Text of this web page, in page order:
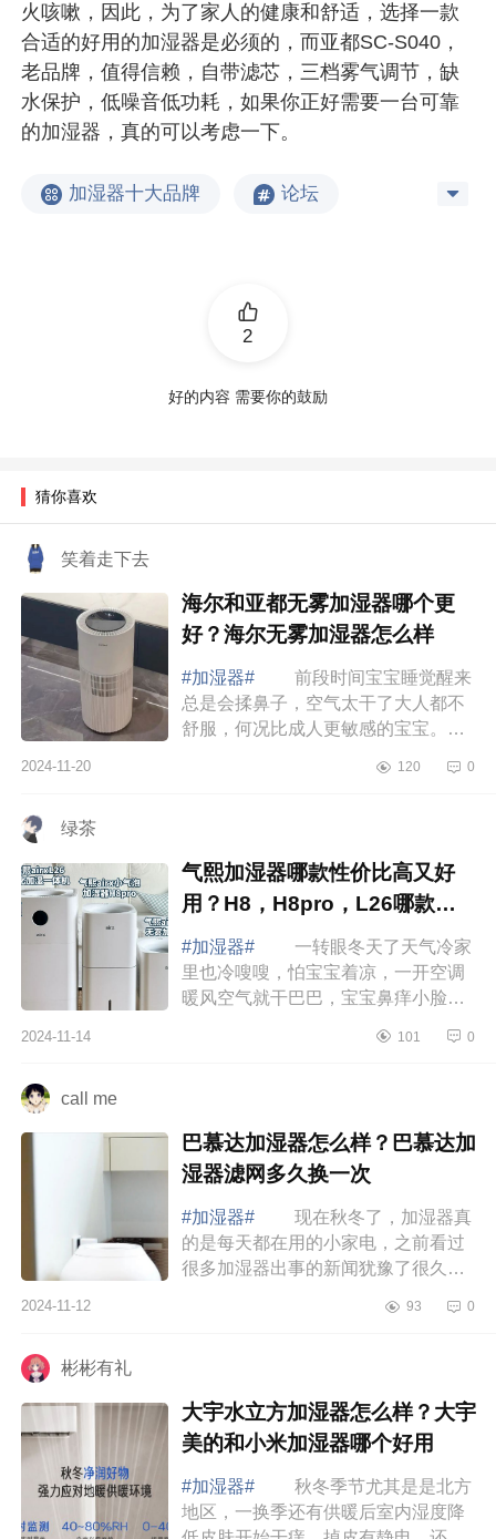
火咳嗽，因此，为了家人的健康和舒适，选择一款
合适的好用的加湿器是必须的，而亚都SC-S040，
老品牌，值得信赖，自带滤芯，三档雾气调节，缺
水保护，低噪音低功耗，如果你正好需要一台可靠
的加湿器，真的可以考虑一下。
加湿器十大品牌 论坛
2
好的内容 需要你的鼓励
猜你喜欢
笑着走下去
海尔和亚都无雾加湿器哪个更
好？海尔无雾加湿器怎么样
#加湿器#
前段时间宝宝睡觉醒来
总是会揉鼻子，空气太干了大人都不
舒服，何况比成人更敏感的宝宝。做
器，宝宝的皮痒、鼻敏感等干燥症状
2024-11-20 120 0
绿茶
气熙加湿器哪款性价比高又好
用？H8，H8pro，L26哪款值
得入手
#加湿器#
一转眼冬天了天气冷家
里也冷嗖嗖，怕宝宝着凉，一开空调
暖风空气就干巴巴，宝宝鼻痒小脸干
严重，准备安排一台加湿器来改善家
2024-11-14 101 0
call me
巴慕达加湿器怎么样？巴慕达加
湿器滤网多久换一次
#加湿器#
现在秋冬了，加湿器真
的是每天都在用的小家电，之前看过
很多加湿器出事的新闻犹豫了很久才
用好加湿器其实就不会出问题，下面
2024-11-12 93 0
彬彬有礼
大宇水立方加湿器怎么样？大宇
美的和小米加湿器哪个好用
#加湿器#
秋冬季节尤其是是北方
地区，一换季还有供暖后室内湿度降